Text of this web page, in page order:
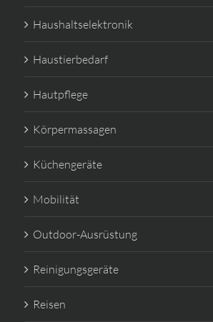
Haushaltselektronik
Haustierbedarf
Hautpflege
Körpermassagen
Küchengeräte
Mobilität
Outdoor-Ausrüstung
Reinigungsgeräte
Reisen